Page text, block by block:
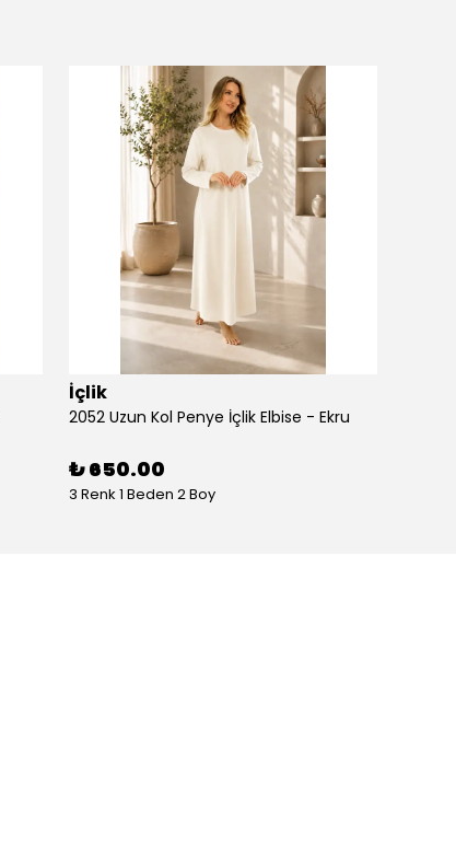
İçlik
2052 Uzun Kol Penye İçlik Elbise - Ekru
₺ 650.00
3 Renk 1 Beden 2 Boy